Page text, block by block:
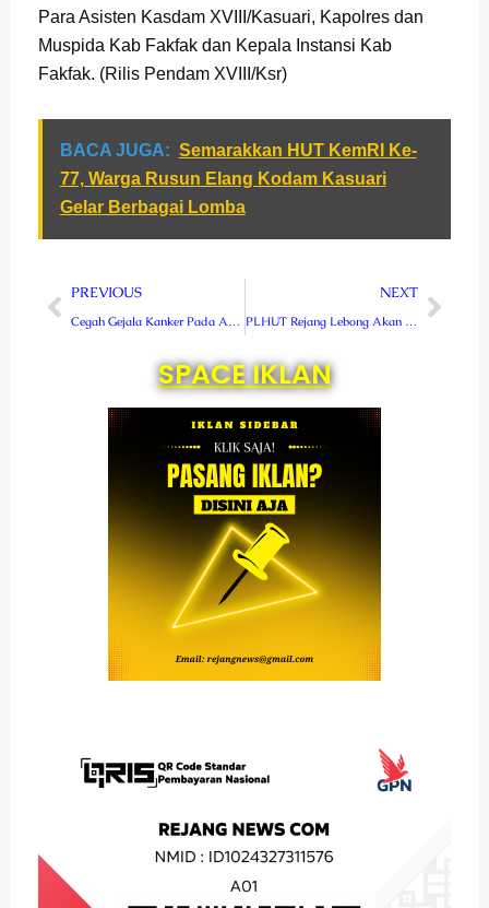
Para Asisten Kasdam XVIII/Kasuari, Kapolres dan
Muspida Kab Fakfak dan Kepala Instansi Kab
Fakfak. (Rilis Pendam XVIII/Ksr)
BACA JUGA: Semarakkan HUT KemRI Ke-
77, Warga Rusun Elang Kodam Kasuari
Gelar Berbagai Lomba
Prev
PREVIOUS
Cegah Gejala Kanker Pada Anak, Prajurit dan Persit Kodam XVIII/Kasuari Ikuti Penyuluhan
NEXT
PLHUT Rejang Lebong Akan Dibangun di Lokasi Strategis
Next
SPACE IKLAN